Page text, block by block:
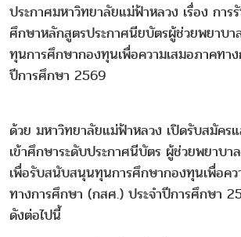
ประกาศมหาวิทยาลัยแม่ฟ้าหลวง เรื่อง การ
ศึกษาหลักสูตรประกาศนียบัตรผู้ช่วยพยาบ
ทุนการศึกษากองทุนเพื่อความเสมอภาคทา
ปีการศึกษา 2569
ด้วย มหาวิทยาลัยแม่ฟ้าหลวง เปิดรับสมัคร
เข้าศึกษาระดับประกาศนีบัตร ผู้ช่วยพยาบ
เพื่อรับสนับสนุนทุนการศึกษากองทุนเพื่อคว
ทางการศึกษา (กสศ.) ประจําปีการศึกษา
ดังต่อไปนี้